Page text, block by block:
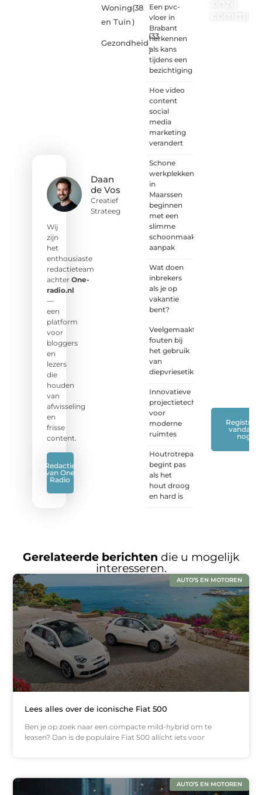
Daan
de Vos
Creatief
Strateeg
Wij
zijn
het
enthousiaste
redactieteam
achter One-
radio.nl
—
een
platform
voor
bloggers
en
lezers
die
houden
van
afwisseling
en
frisse
content.
Redactie
van One
Radio
Woning
en Tuin
(38
)
Gezondheid
(33
)
Een pvc-
vloer in
Brabant
herkennen
als kans
tijdens een
bezichtiging
Hoe video
content
social
media
marketing
verandert
Schone
werkplekken
in
Maarssen
beginnen
met een
slimme
schoonmaak
aanpak
Wat doen
inbrekers
als je op
vakantie
bent?
Veelgemaakte
fouten bij
het gebruik
van
diepvriesetiketten
Innovatieve
projectietechnieken
voor
moderne
ruimtes
Houtrotreparatie
begint pas
als het
hout droog
en hard is
Registreer
vandaag
nog
Gerelateerde berichten die u mogelijk
interesseren.
AUTO’S EN MOTOREN
Lees alles over de iconische Fiat 500
Ben je op zoek naar een compacte mild-hybrid om te
leasen? Dan is de populaire Fiat 500 allicht iets voor
AUTO’S EN MOTOREN